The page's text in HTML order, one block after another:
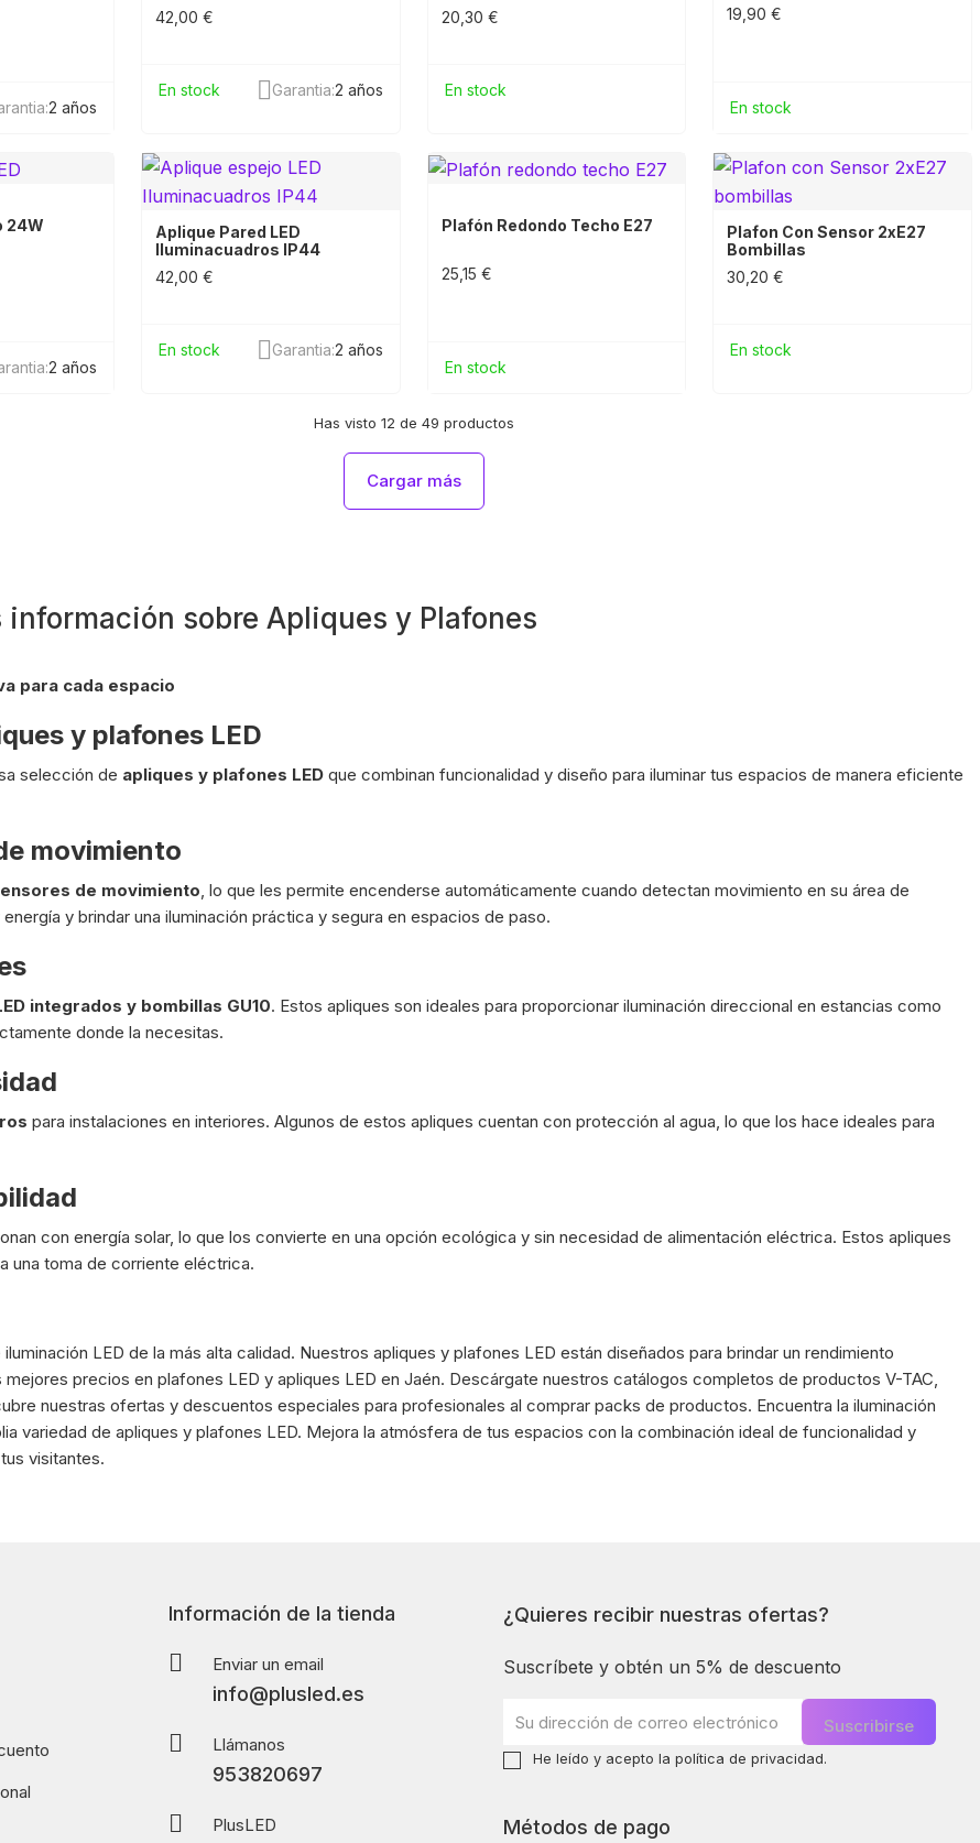
2 años
42,00 €
En stock Garantia:2 años
20,30 €
En stock
19,90 €
En stock
24W
2 años
Aplique Pared LED
Iluminacuadros IP44
42,00 €
En stock Garantia:2 años
Plafón Redondo Techo E27
25,15 €
En stock
Plafon Con Sensor 2xE27
Bombillas
30,20 €
En stock
Has visto 12 de 49 productos
Cargar más
información sobre Apliques y Plafones
para cada espacio
y plafones LED
selección de apliques y plafones LED que combinan funcionalidad y diseño para iluminar tus espacios de manera eficiente
movimiento
de movimiento, lo que les permite encenderse automáticamente cuando detectan movimiento en su área de
y brindar una iluminación práctica y segura en espacios de paso.
integrados y bombillas GU10. Estos apliques son ideales para proporcionar iluminación direccional en estancias como
donde la necesitas.
para instalaciones en interiores. Algunos de estos apliques cuentan con protección al agua, lo que los hace ideales para
con energía solar, lo que los convierte en una opción ecológica y sin necesidad de alimentación eléctrica. Estos apliques
una toma de corriente eléctrica.
LED de la más alta calidad. Nuestros apliques y plafones LED están diseñados para brindar un rendimiento
precios en plafones LED y apliques LED en Jaén. Descárgate nuestros catálogos completos de productos V-TAC,
nuestras ofertas y descuentos especiales para profesionales al comprar packs de productos. Encuentra la iluminación
variedad de apliques y plafones LED. Mejora la atmósfera de tus espacios con la combinación ideal de funcionalidad y
visitantes.
Información de la tienda
Enviar un email
info@plusled.es
Llámanos
953820697
PlusLED
¿Quieres recibir nuestras ofertas?
Suscríbete y obtén un 5% de descuento
He leído y acepto la política de privacidad.
Métodos de pago